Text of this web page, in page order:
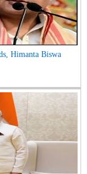
Himanta Biswa